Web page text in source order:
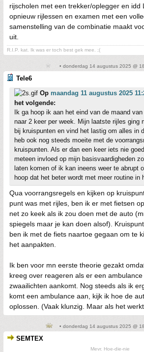
rijscholen met een trekker/oplegger en idd
opnieuw rijlessen en examen met een
samenstelling van de combinatie maakt
uit.
R.I.P. kat. Ik was er toch best gek mee. ;(
• donderdag 14 augustus 2025 @
Tele6
Op maandag 11 augustus 2025
het volgende:
Ik ga hoop ik aan het eind van de maand
naar 2 keer per week. Mijn laatste rijles ging
bij kruispunten en vind het lastig om alles in
heb ook nog steeds moeite met de
kruispunten. Als er dan een keer iets nie
meteen invloed op mijn basisvaardigheden
laten komen of ik kan ineens weer te abrupt
hoop dat het beter wordt met meer routine in
Qua voorrangsregels en kijken op
punt was met rijles, ben ik er met fietsen
net zo keek als ik zou doen met de auto
spiegels maar je kan doen alsof).
ben ik met de fiets naartoe gegaan om te
het aanpakten.
Ik ben voor mn eerste theorie gezakt
kreeg over reageren als er een
zwaailichten aankomt. Nog steeds als ik
komt een ambulance aan, kijk ik hoe de
oplossen. (Vaak klunzig. Maar als het
• donderdag 14 augustus 2025 @
SEMTEX
Mevr. Hoe-die-nie